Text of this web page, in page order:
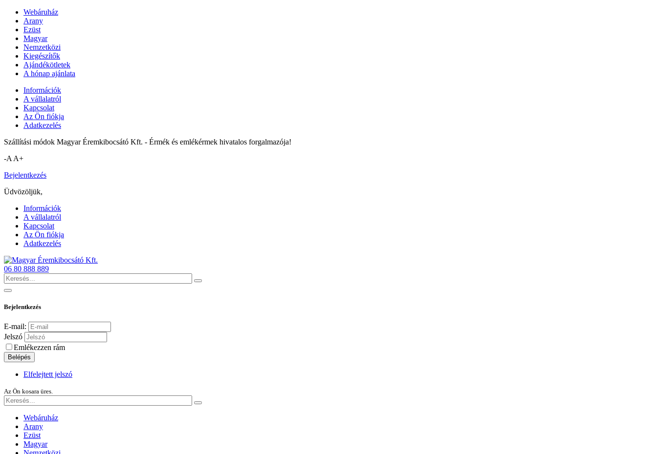
Webáruház
Arany
Ezüst
Magyar
Nemzetközi
Kiegészítők
Ajándékötletek
A hónap ajánlata
Információk
A vállalatról
Kapcsolat
Az Ön fiókja
Adatkezelés
Szállítási módok Magyar Éremkibocsátó Kft. - Érmék és emlékérmek hivatalos forgalmazója!
-A A+
Bejelentkezés
Üdvözöljük,
Információk
A vállalatról
Kapcsolat
Az Ön fiókja
Adatkezelés
06 80 888 889
Bejelentkezés
E-mail:
Jelszó
Emlékezzen rám
Belépés
Elfelejtett jelszó
Az Ön kosara üres.
Webáruház
Arany
Ezüst
Magyar